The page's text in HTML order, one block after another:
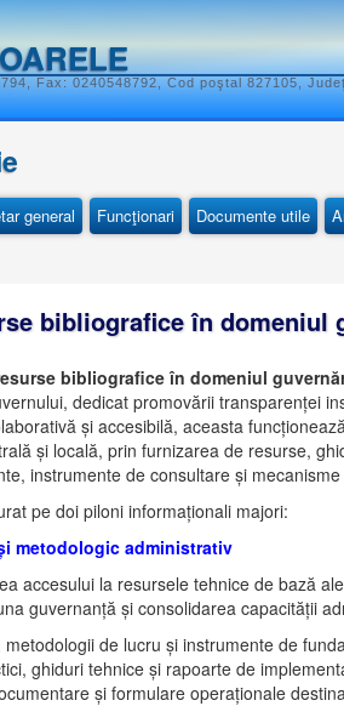
Fax: 0240548792, Cod poştal 827105,
general Funcţionari Documente utile
bibliografice în domeniul
bibliografice în domeniul
dedicat promovării transparenței
și accesibilă, aceasta
și locală, prin furnizarea de resurse,
instrumente de consultare și
pe doi piloni informaționali majori:
metodologic administrativ
accesului la resursele tehnice de bază
guvernanță și consolidarea capacității
de lucru și instrumente de
ghiduri tehnice și rapoarte de
și formulare operaționale